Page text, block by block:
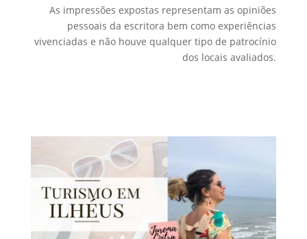
As impressões expostas representam as opiniões
pessoais da escritora bem como experiências
vivenciadas e não houve qualquer tipo de patrocínio
dos locais avaliados.